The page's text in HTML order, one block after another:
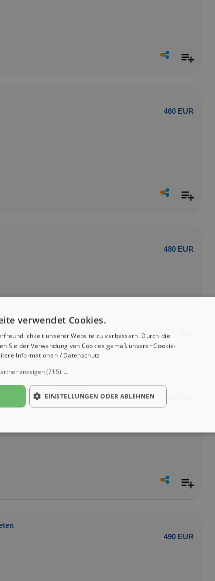
460 EUR
480 EUR
in Alt-Marl zu vermieten
490 EUR
verwendet Cookies.
unserer Website zu verbessern. Durch die
Sie der Verwendung von Cookies gemäß unserer Cookie-
Informationen / Datenschutz
anzeigen(715) →
EINSTELLUNGEN ODER ABLEHNEN